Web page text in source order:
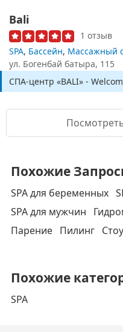
Bali
1 отзыв
SPA, Бассейн, Массажный
ул. Богенбай батыра, 115
СПА-центр «BALI» -
Похожие
SPA для беременных
SPA для мужчин
Парение Пилинг
Похожие
SPA